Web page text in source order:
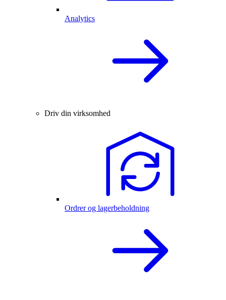
Analytics
Driv din virksomhed
Ordrer og lagerbeholdning